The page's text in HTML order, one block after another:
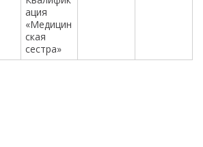
ация
«Медицин
ская
сестра»